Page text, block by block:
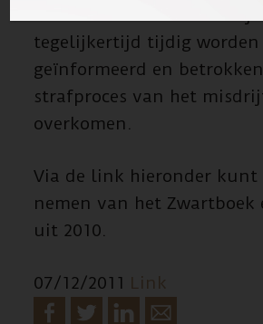
tegelijkertijd tijdig worden
geïnformeerd en
strafproces van het
overkomen.
Via de link hieronder kunt
nemen van het Zwartboek
uit 2010.
07/12/2011 Link